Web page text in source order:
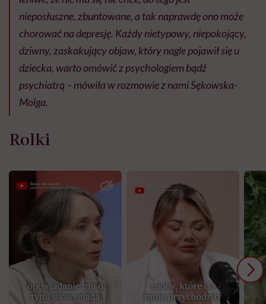
nieposłuszne, zbuntowane, a tak naprawdę ono może
chorować na depresję. Każdy nietypowy, niepokojący,
dziwny, zaskakujący objaw, który nagle pojawił się u
dziecka, warto omówić z psychologiem bądź
psychiatrą – mówiła w rozmowie z nami Sękowska-
Molga.
Rolki